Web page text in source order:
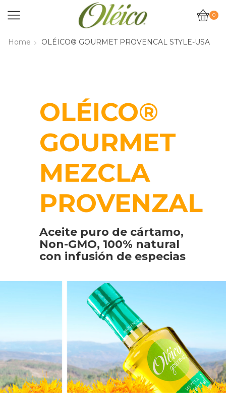
0
Home OLÉICO® GOURMET PROVENCAL STYLE-USA
OLÉICO®
GOURMET
MEZCLA
PROVENZAL
Aceite puro de cártamo,
Non-GMO, 100% natural
con infusión de especias